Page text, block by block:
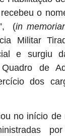
o
(in
Militar
e surgiu
de
dos
no início